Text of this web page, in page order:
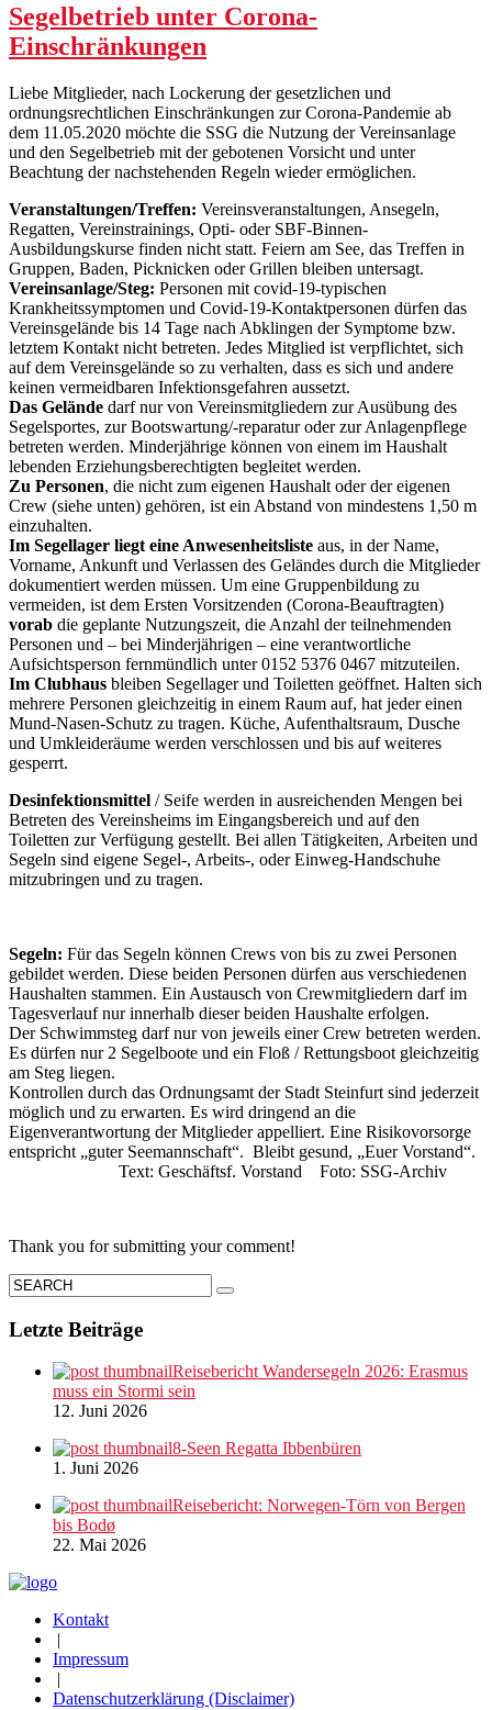
Segelbetrieb unter Corona-
Einschränkungen
Liebe Mitglieder, nach Lockerung der gesetzlichen und
ordnungsrechtlichen Einschränkungen zur Corona-Pandemie ab
dem 11.05.2020 möchte die SSG die Nutzung der Vereinsanlage
und den Segelbetrieb mit der gebotenen Vorsicht und unter
Beachtung der nachstehenden Regeln wieder ermöglichen.
Veranstaltungen/Treffen: Vereinsveranstaltungen, Ansegeln,
Regatten, Vereinstrainings, Opti- oder SBF-Binnen-
Ausbildungskurse finden nicht statt. Feiern am See, das Treffen in
Gruppen, Baden, Picknicken oder Grillen bleiben untersagt.
Vereinsanlage/Steg: Personen mit covid-19-typischen
Krankheitssymptomen und Covid-19-Kontaktpersonen dürfen das
Vereinsgelände bis 14 Tage nach Abklingen der Symptome bzw.
letztem Kontakt nicht betreten. Jedes Mitglied ist verpflichtet, sich
auf dem Vereinsgelände so zu verhalten, dass es sich und andere
keinen vermeidbaren Infektionsgefahren aussetzt.
Das Gelände darf nur von Vereinsmitgliedern zur Ausübung des
Segelsportes, zur Bootswartung/-reparatur oder zur Anlagenpflege
betreten werden. Minderjährige können von einem im Haushalt
lebenden Erziehungsberechtigten begleitet werden.
Zu Personen, die nicht zum eigenen Haushalt oder der eigenen
Crew (siehe unten) gehören, ist ein Abstand von mindestens 1,50 m
einzuhalten.
Im Segellager liegt eine Anwesenheitsliste aus, in der Name,
Vorname, Ankunft und Verlassen des Geländes durch die Mitglieder
dokumentiert werden müssen. Um eine Gruppenbildung zu
vermeiden, ist dem Ersten Vorsitzenden (Corona-Beauftragten)
vorab die geplante Nutzungszeit, die Anzahl der teilnehmenden
Personen und – bei Minderjährigen – eine verantwortliche
Aufsichtsperson fernmündlich unter 0152 5376 0467 mitzuteilen.
Im Clubhaus bleiben Segellager und Toiletten geöffnet. Halten sich
mehrere Personen gleichzeitig in einem Raum auf, hat jeder einen
Mund-Nasen-Schutz zu tragen. Küche, Aufenthaltsraum, Dusche
und Umkleideräume werden verschlossen und bis auf weiteres
gesperrt.
Desinfektionsmittel / Seife werden in ausreichenden Mengen bei
Betreten des Vereinsheims im Eingangsbereich und auf den
Toiletten zur Verfügung gestellt. Bei allen Tätigkeiten, Arbeiten und
Segeln sind eigene Segel-, Arbeits-, oder Einweg-Handschuhe
mitzubringen und zu tragen.
Segeln: Für das Segeln können Crews von bis zu zwei Personen
gebildet werden. Diese beiden Personen dürfen aus verschiedenen
Haushalten stammen. Ein Austausch von Crewmitgliedern darf im
Tagesverlauf nur innerhalb dieser beiden Haushalte erfolgen.
Der Schwimmsteg darf nur von jeweils einer Crew betreten werden.
Es dürfen nur 2 Segelboote und ein Floß / Rettungsboot gleichzeitig
am Steg liegen.
Kontrollen durch das Ordnungsamt der Stadt Steinfurt sind jederzeit
möglich und zu erwarten. Es wird dringend an die
Eigenverantwortung der Mitglieder appelliert. Eine Risikovorsorge
entspricht „guter Seemannschaft“. Bleibt gesund, „Euer Vorstand“.
Text: Geschäftsf. Vorstand Foto: SSG-Archiv
Thank you for submitting your comment!
Letzte Beiträge
Reisebericht Wandersegeln 2026: Erasmus
muss ein Stormi sein
12. Juni 2026
8-Seen Regatta Ibbenbüren
1. Juni 2026
Reisebericht: Norwegen-Törn von Bergen
bis Bodø
22. Mai 2026
Kontakt
|
Impressum
|
Datenschutzerklärung (Disclaimer)